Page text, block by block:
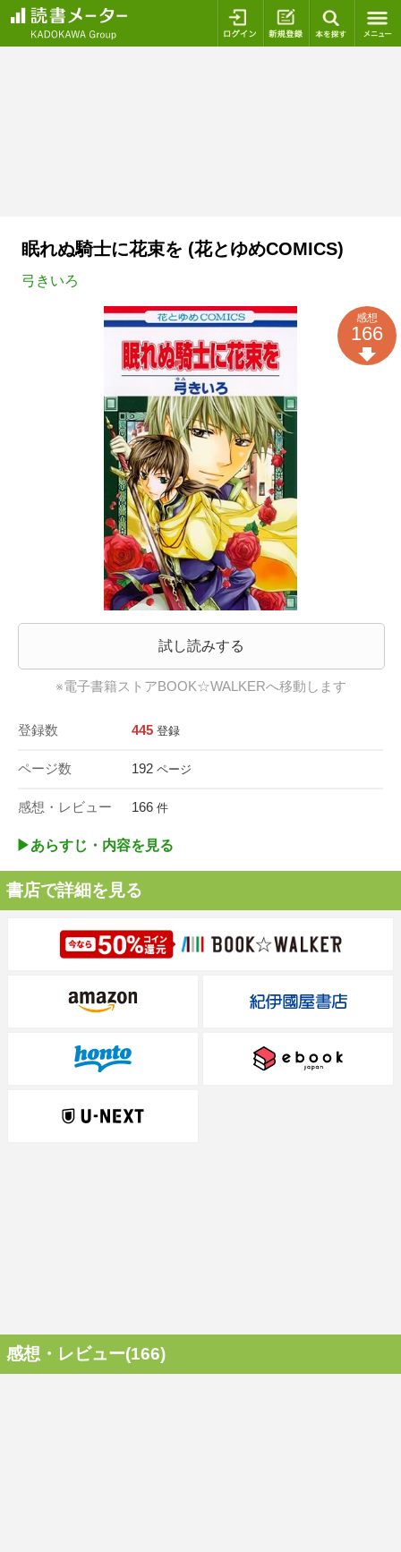
ログイン 新規登録
眠れぬ騎士に花束を (花とゆめCOMICS)
弓きいろ
試し読みする
※電子書籍ストアBOOK☆WALKERへ移動します
登録数 445 登録
ページ数 192 ページ
感想・レビュー 166 件
感想
166
▶︎あらすじ・内容を見る
書店で詳細を見る
感想・レビュー(166)